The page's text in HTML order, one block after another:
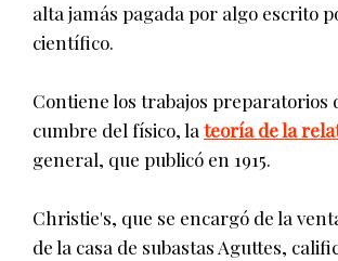
alta jamás pagada por algo escrito
científico.
Contiene los trabajos preparatorios
cumbre del físico, la teoría de la
general, que publicó en 1915.
Christie's, que se encargó de la
de la casa de subastas Aguttes,